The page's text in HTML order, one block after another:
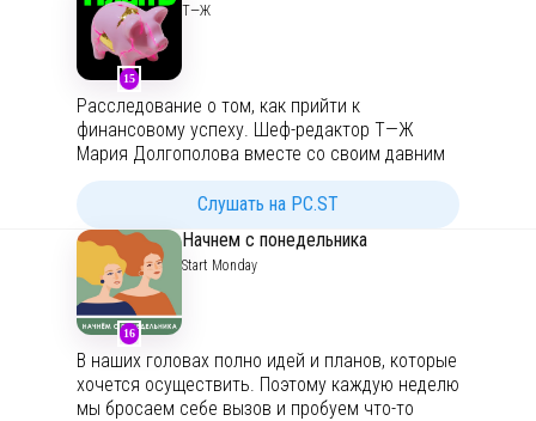
посмотреть на привычные вещи другими
глазами.
Наш сайт:
Наша почта:podcasts@lifehacker.ru
15
Т—Ж
Расследование о том, как прийти к
финансовому успеху. Шеф-редактор Т—Ж
Мария Долгополова вместе со своим давним
Иноземцевым ищут беспроигрышный путь к
богатству, учатся тратить деньги и ищут
страну для жизни. Наш телеграм-канал:
https://t.me/+Z2YwJbXP4UpkMDgy
Для рекламы:
Слушать на PC.ST
16
Начнем с понедельника
Start Monday
В наших головах полно идей и планов, которые
хочется осуществить. Поэтому каждую неделю
мы бросаем себе вызов и пробуем что-то